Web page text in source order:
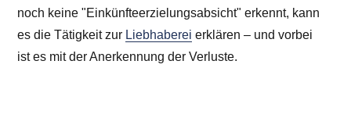
noch keine "Einkünfteerzielungsabsicht" erkennt, kann
es die Tätigkeit zur Liebhaberei erklären – und vorbei
ist es mit der Anerkennung der Verluste.